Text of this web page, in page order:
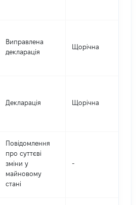
Виправлена
декларація
Щорічна
Декларація Щорічна
Повідомлення
про суттєві
зміни y
майновому
стані
-